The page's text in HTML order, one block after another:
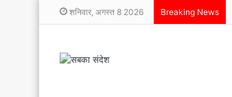
शनिवार, अगस्त 8 2026 Breaking News